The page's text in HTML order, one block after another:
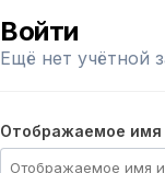
Войти
Ещё нет учётной
Отображаемое имя